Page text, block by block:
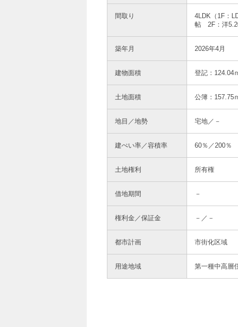
間取り
4LDK（1F：
帖 2F：洋5.2
築年月 2026年4月
建物面積 登記：124.04
土地面積 公簿：157.75
地目／地勢 宅地／－
建ぺい率／容積率 60％／200％
土地権利 所有権
借地期間 －
権利金／保証金 －／－
都市計画 市街化区域
用途地域 第一種中高層